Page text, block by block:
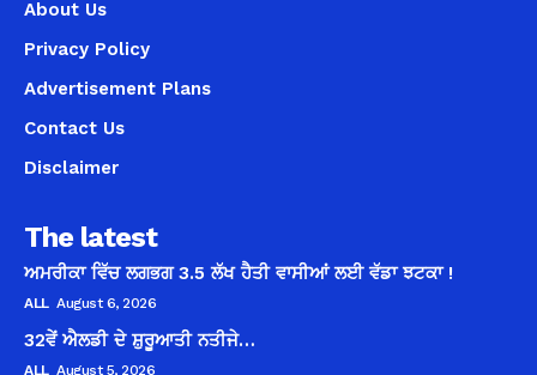
About Us
Privacy Policy
Advertisement Plans
Contact Us
Disclaimer
The latest
ਅਮਰੀਕਾ ਵਿੱਚ ਲਗਭਗ 3.5 ਲੱਖ ਹੈਤੀ ਵਾਸੀਆਂ ਲਈ ਵੱਡਾ ਝਟਕਾ !
ALL August 6, 2026
32ਵੇਂ ਐਲਡੀ ਦੇ ਸ਼ੁਰੂਆਤੀ ਨਤੀਜੇ…
ALL August 5, 2026